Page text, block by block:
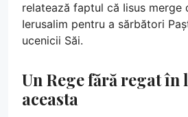
relatează faptul că Iisus merge
Ierusalim pentru a sărbători
ucenicii Săi.
Un Rege fără regat în
aceasta